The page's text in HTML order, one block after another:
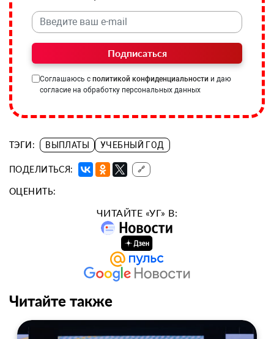
Подписаться
Соглашаюсь с политикой конфиденциальности и даю
согласие на обработку персональных данных
ТЭГИ: ВЫПЛАТЫ УЧЕБНЫЙ ГОД
ПОДЕЛИТЬСЯ: 🔗
ОЦЕНИТЬ:
ЧИТАЙТЕ «УГ» В:
Читайте также